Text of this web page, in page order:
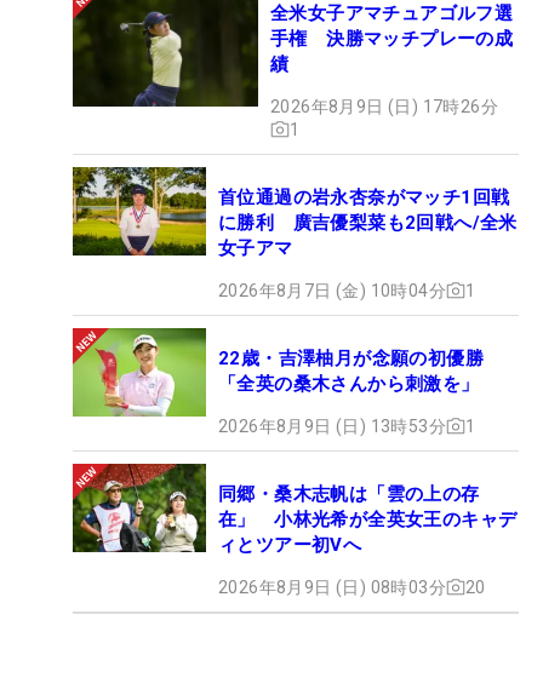
全米女子アマチュアゴルフ選
手権 決勝マッチプレーの成
績
2026年8月9日 (日) 17時26分
1
首位通過の岩永杏奈がマッチ1回戦
に勝利 廣吉優梨菜も2回戦へ/全米
女子アマ
2026年8月7日 (金) 10時04分 1
22歳・吉澤柚月が念願の初優勝
「全英の桑木さんから刺激を」
2026年8月9日 (日) 13時53分 1
同郷・桑木志帆は「雲の上の存
在」 小林光希が全英女王のキャデ
ィとツアー初Vへ
2026年8月9日 (日) 08時03分 20